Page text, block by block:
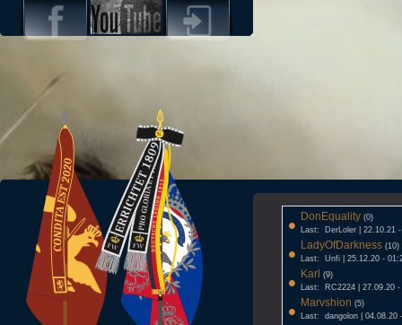
• DonEquality (0)
Last: DerLoler | 22.10.21
• LadyOfDarkness (10)
Last: Unfi | 25.12.20 -
• Karl (9)
Last: RC2224 | 27.09.20 -
• Marvshion (5)
Last: dangolon | 04.08.20